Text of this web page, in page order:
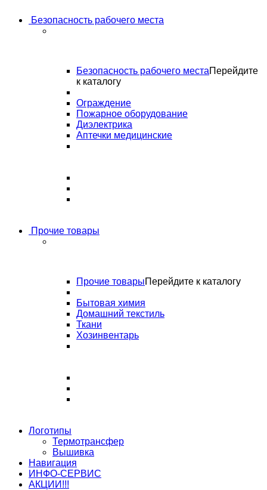
Безопасность рабочего места
Безопасность рабочего местаПерейдите
к каталогу
Ограждение
Пожарное оборудование
Диэлектрика
Аптечки медицинские
Прочие товары
Прочие товарыПерейдите к каталогу
Бытовая химия
Домашний текстиль
Ткани
Хозинвентарь
Логотипы
Термотрансфер
Вышивка
Навигация
ИНФО-СЕРВИС
АКЦИИ!!!